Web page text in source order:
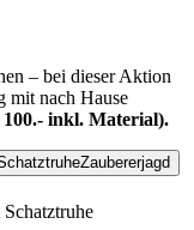
– bei dieser Aktion
mit nach Hause
inkl. Material).
Zaubererjagd